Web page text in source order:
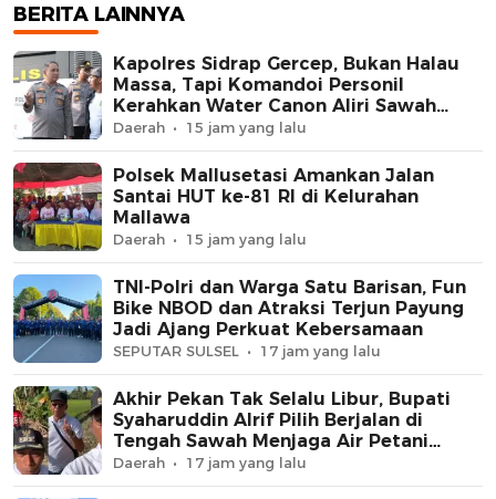
BERITA LAINNYA
Kapolres Sidrap Gercep, Bukan Halau
Massa, Tapi Komandoi Personil
Kerahkan Water Canon Aliri Sawah
Petani
Daerah 15 jam yang lalu
Polsek Mallusetasi Amankan Jalan
Santai HUT ke-81 RI di Kelurahan
Mallawa
Daerah 15 jam yang lalu
TNI-Polri dan Warga Satu Barisan, Fun
Bike NBOD dan Atraksi Terjun Payung
Jadi Ajang Perkuat Kebersamaan
SEPUTAR SULSEL 17 jam yang lalu
Akhir Pekan Tak Selalu Libur, Bupati
Syaharuddin Alrif Pilih Berjalan di
Tengah Sawah Menjaga Air Petani
Sidrap
Daerah 17 jam yang lalu